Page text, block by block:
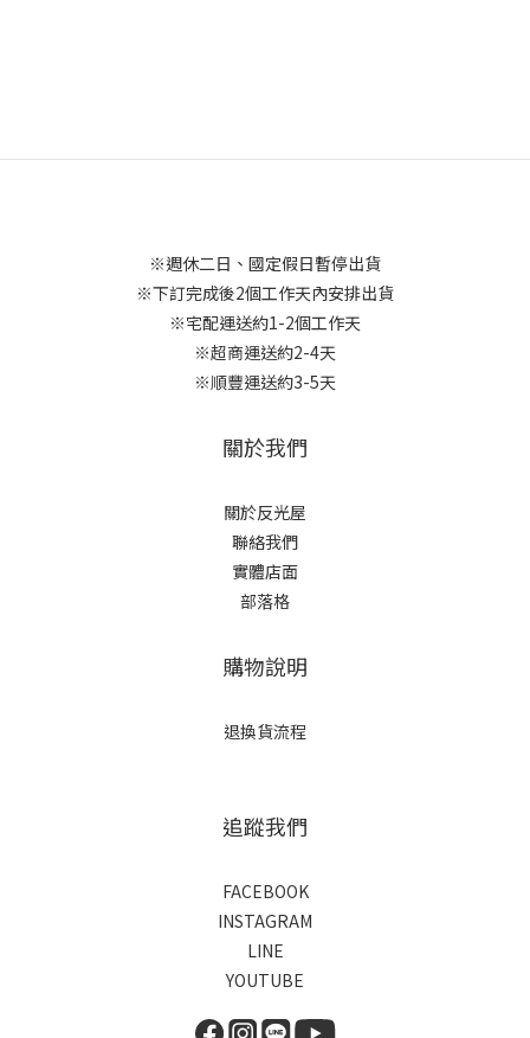
※週休二日、國定假日暫停出貨
※下訂完成後2個工作天內安排出貨
※宅配運送約1-2個工作天
※超商運送約2-4天
※順豐運送約3-5天
關於我們
關於反光屋
聯絡我們
實體店面
部落格
購物說明
退換貨流程
追蹤我們
FACEBOOK
INSTAGRAM
LINE
YOUTUBE